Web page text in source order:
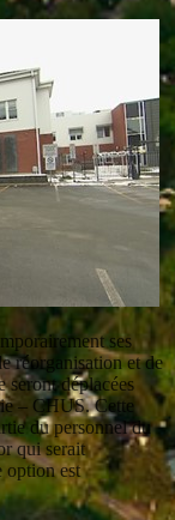
ses
réorganisation et de
seront déplacées
– CHUS. Cette
du personnel du
qui serait
option est